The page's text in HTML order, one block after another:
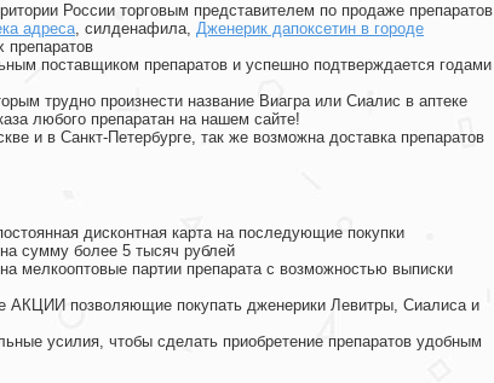
России торговым представителем по продаже препаратов
адреса, силденафила, Дженерик дапоксетин в городе
препаратов
поставщиком препаратов и успешно подтверждается годами
трудно произнести название Виагра или Сиалис в аптеке
любого препаратан на нашем сайте!
и в Санкт-Петербурге, так же возможна доставка препаратов
дисконтная карта на последующие покупки
на сумму более 5 тысяч рублей
партии препарата с возможностью выписки
АКЦИИ позволяющие покупать дженерики Левитры, Сиалиса и
усилия, чтобы сделать приобретение препаратов удобным